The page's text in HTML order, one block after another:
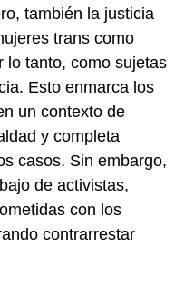
también la justicia
trans como
lo tanto, como sujetas
Esto enmarca los
un contexto de
y completa
casos. Sin embargo,
de activistas,
con los
contrarrestar